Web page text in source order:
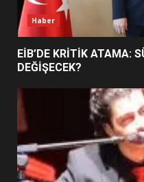
YENİ
Haber
EİB’DE KRİTİK ATAMA:
DEĞİŞECEK?